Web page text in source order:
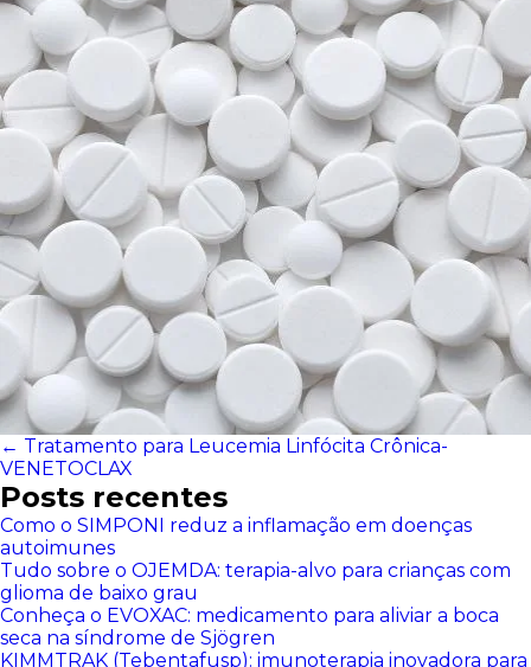
← Tratamento para Leucemia Linfócita Crônica-
VENETOCLAX
Posts recentes
Como o SIMPONI reduz a inflamação em doenças
autoimunes
Tudo sobre o OJEMDA: terapia-alvo para crianças com
glioma de baixo grau
Conheça o EVOXAC: medicamento para aliviar a boca
seca na síndrome de Sjögren
KIMMTRAK (Tebentafusp): imunoterapia inovadora para